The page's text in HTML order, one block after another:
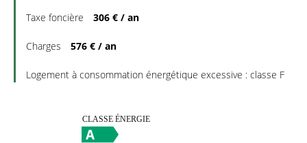
Taxe foncière 306 € / an
Charges 576 € / an
Logement à consommation énergétique excessive : classe F